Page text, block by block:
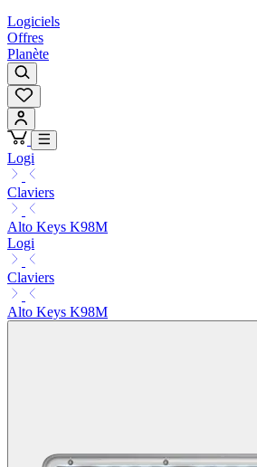
Logiciels
Offres
Planète
Logi
Claviers
Alto Keys K98M
Logi
Claviers
Alto Keys K98M